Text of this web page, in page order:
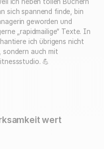
sich spannend finde, bin
geworden und
„rapidmailige“ Texte. In
ich übrigens nicht
sondern auch mit
💪
wert